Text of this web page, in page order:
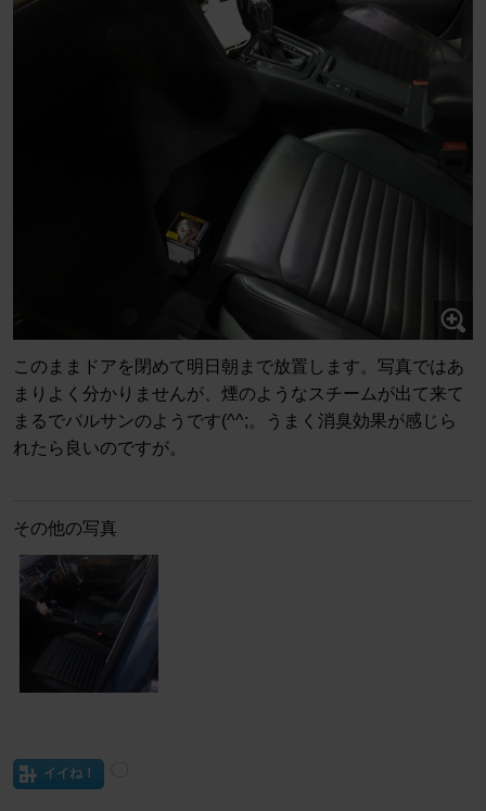
このままドアを閉めて明日朝まで放置します。写真ではあ
まりよく分かりませんが、煙のようなスチームが出て来て
まるでバルサンのようです(^^;。うまく消臭効果が感じら
れたら良いのですが。
その他の写真
イイね！